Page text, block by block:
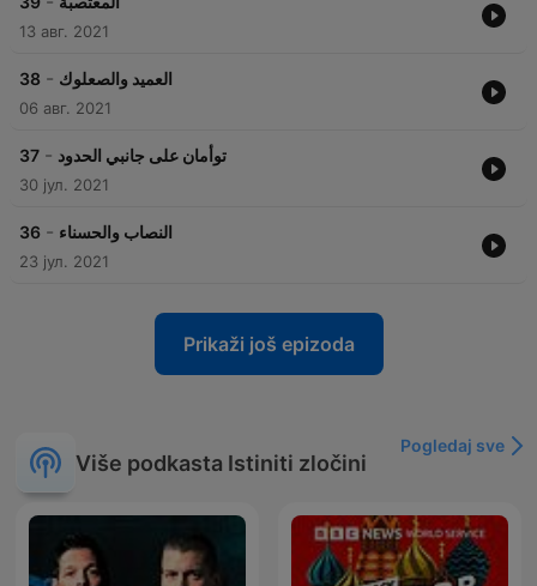
13 авг. 2021
38 - العميد والصعلوك
06 авг. 2021
37 - توأمان على جانبي الحدود
30 јул. 2021
36 - النصاب والحسناء
23 јул. 2021
Prikaži još epizoda
Više podkasta Istiniti zločini
Pogledaj sve